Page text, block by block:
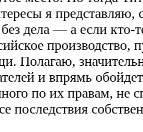
я представляю,
дела — а если кто-
производство,
Полагаю,
и впрямь
по их правам, не
последствия